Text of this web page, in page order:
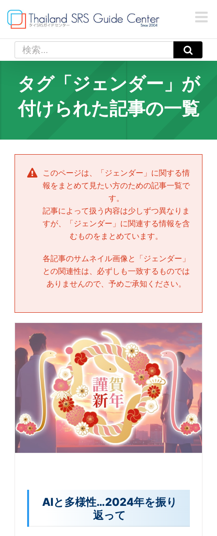
content
索
タグ「ジェンダー」が
付けられた記事の一覧
このページは、「 ジェンダー 」に関する情
報をまとめて見たい方のための記事一覧で
す。
記事によって扱う内容は少しずつ異なりま
すが、「 ジェンダー 」に関連する情報を含
むものをまとめています。
各記事のサムネイル画像と「 ジェンダー 」
との関連性は、必ずしも一致するものでは
ありませんので、予めご承知ください。
AIと多様性…2024年を振り
返って